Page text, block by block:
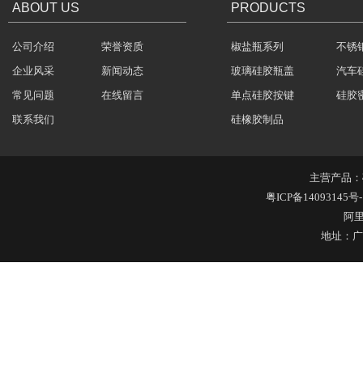
ABOUT US
公司介绍
荣誉资质
企业风采
新闻动态
常见问题
在线留言
联系我们
PRODUCTS
椒盐瓶系列
不锈
玻璃硅胶瓶盖
汽车
单点硅胶按键
硅胶
硅橡胶制品
主营产品：
粤ICP备14093145号
阿
地址：